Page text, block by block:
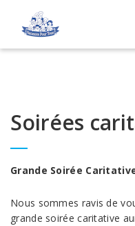
Soirées
Grande Soirée
Nous sommes ravis de
grande soirée caritative